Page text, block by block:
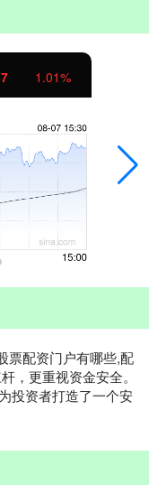
1.01%
票配资门户有哪些,配
，更重视资金安全。
投资者打造了一个安